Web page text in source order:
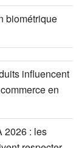
biométrique
influencent
en
2026 : les